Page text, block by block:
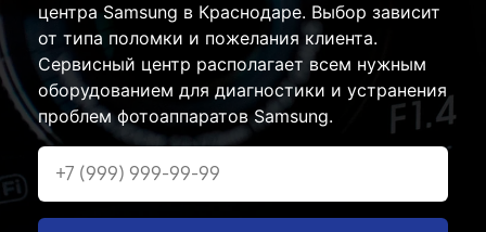
центра Samsung в Краснодаре. Выбор зависит
от типа поломки и пожелания клиента.
Сервисный центр располагает всем нужным
оборудованием для диагностики и устранения
проблем фотоаппаратов Samsung.